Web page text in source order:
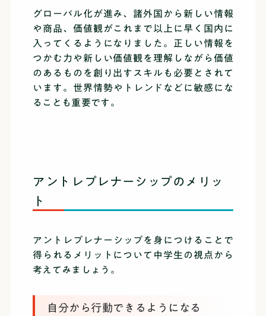
グローバル化が進み、諸外国から新しい情報
や商品、価値観がこれまで以上に早く国内に
入ってくるようになりました。正しい情報を
つかむ力や新しい価値観を理解しながら価値
のあるものを創り出すスキルも必要とされて
います。世界情勢やトレンドなどに敏感にな
ることも重要です。
アントレプレナーシップのメリッ
ト
アントレプレナーシップを身につけることで
得られるメリットについて中学生の視点から
考えてみましょう。
自分から行動できるようになる